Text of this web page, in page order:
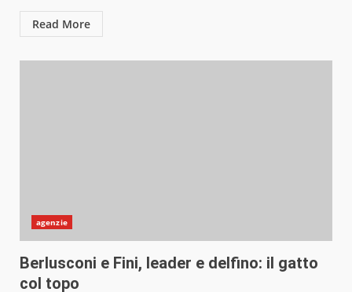
Read More
agenzie
Berlusconi e Fini, leader e delfino: il gatto
col topo